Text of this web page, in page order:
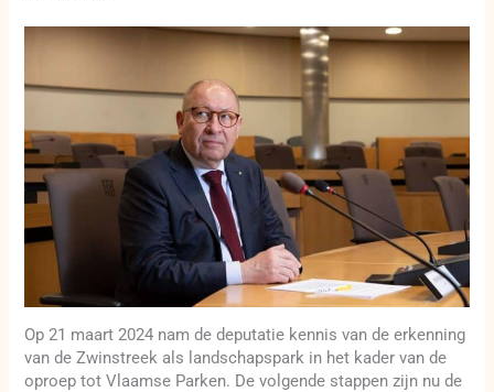
Op 21 maart 2024 nam de deputatie kennis van de erkenning
van de Zwinstreek als landschapspark in het kader van de
oproep tot Vlaamse Parken. De volgende stappen zijn nu de